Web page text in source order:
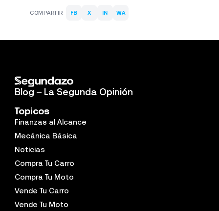
COMPARTIR FB X IN WA
Blog – La Segunda Opinión
Topicos
Finanzas al Alcance
Mecánica Básica
Noticias
Compra Tu Carro
Compra Tu Moto
Vende Tu Carro
Vende Tu Moto